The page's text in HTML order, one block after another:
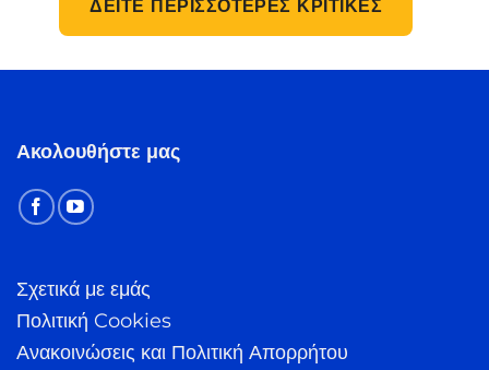
ΔΕΊΤΕ ΠΕΡΙΣΣΌΤΕΡΕΣ ΚΡΙΤΙΚΈΣ
Ακολουθήστε μας
Σχετικά με εμάς
Πολιτική Cookies
Ανακοινώσεις και Πολιτική Απορρήτου